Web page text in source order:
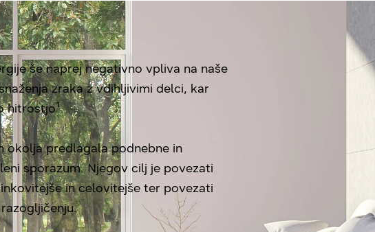
še naprej negativno vpliva na naše
zraka z vdihljivimi delci, kar
hitrostjo¹.
okolja predlagala podnebne in
sporazum. Njegov cilj je povezati
in celovitejše ter povezati